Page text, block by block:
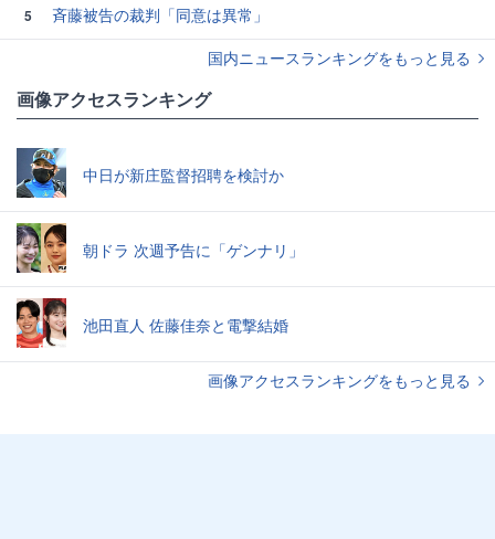
5
斉藤被告の裁判「同意は異常」
国内ニュースランキングをもっと見る
画像アクセスランキング
中日が新庄監督招聘を検討か
朝ドラ 次週予告に「ゲンナリ」
池田直人 佐藤佳奈と電撃結婚
画像アクセスランキングをもっと見る